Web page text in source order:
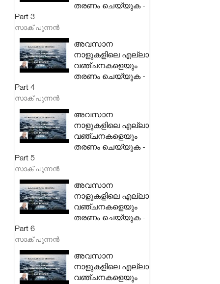
തരണം ചെയ്യുക -
Part 3
സാക് പുന്നൻ
അവസാന
നാളുകളിലെ എല്ലാ
വഞ്ചനകളെയും
തരണം ചെയ്യുക -
Part 4
സാക് പുന്നൻ
അവസാന
നാളുകളിലെ എല്ലാ
വഞ്ചനകളെയും
തരണം ചെയ്യുക -
Part 5
സാക് പുന്നൻ
അവസാന
നാളുകളിലെ എല്ലാ
വഞ്ചനകളെയും
തരണം ചെയ്യുക -
Part 6
സാക് പുന്നൻ
അവസാന
നാളുകളിലെ എല്ലാ
വഞ്ചനകളെയും